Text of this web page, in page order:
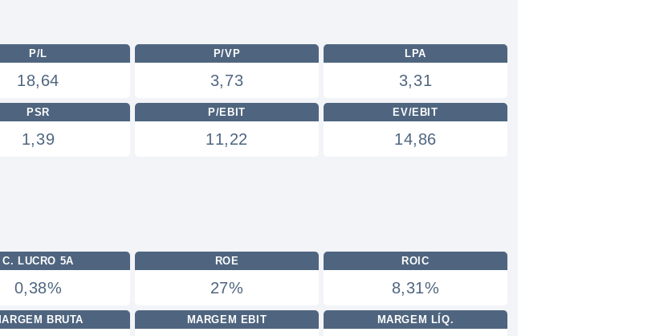
P/L
18,64
P/VP
3,73
LPA
3,31
PSR
1,39
P/EBIT
11,22
EV/EBIT
14,86
C. LUCRO 5A
0,38%
ROE
27%
ROIC
8,31%
BRUTA MARGEM EBIT MARGEM LÍQ.